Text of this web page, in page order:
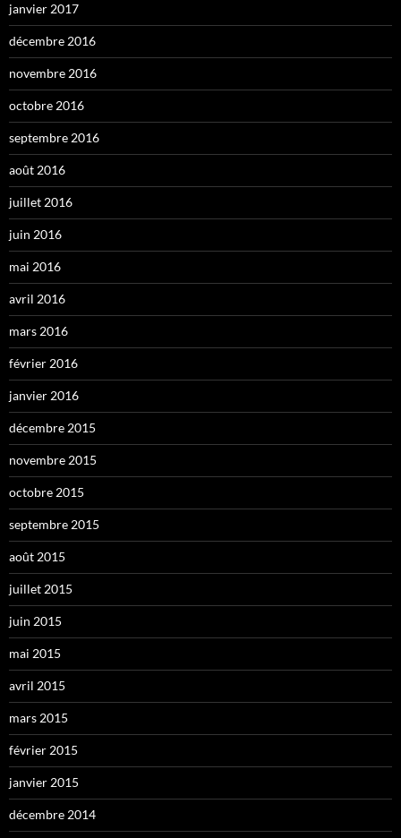
janvier 2017
décembre 2016
novembre 2016
octobre 2016
septembre 2016
août 2016
juillet 2016
juin 2016
mai 2016
avril 2016
mars 2016
février 2016
janvier 2016
décembre 2015
novembre 2015
octobre 2015
septembre 2015
août 2015
juillet 2015
juin 2015
mai 2015
avril 2015
mars 2015
février 2015
janvier 2015
décembre 2014